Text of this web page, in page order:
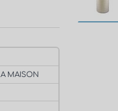
MAISON